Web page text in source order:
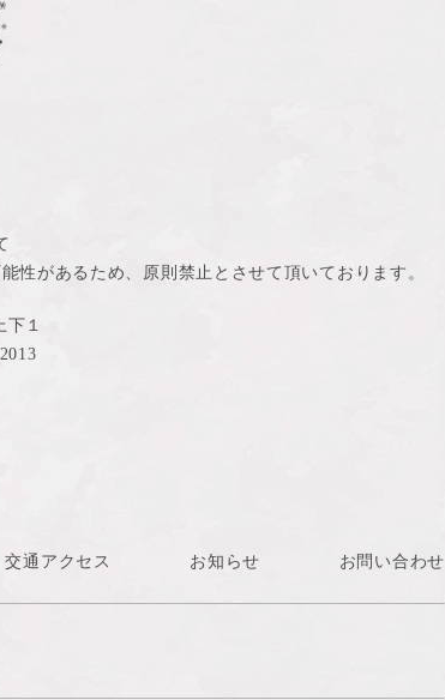
性があるため、原則禁止とさせて頂いております。
下１
交通アクセス お知らせ お問い合わせ